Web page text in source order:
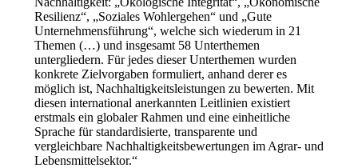
Resilienz“, „Soziales Wohlergehen“ und „Gute
Unternehmensführung“, welche sich wiederum in 21
Themen (…) und insgesamt 58 Unterthemen
untergliedern. Für jedes dieser Unterthemen wurden
konkrete Zielvorgaben formuliert, anhand derer es
möglich ist, Nachhaltigkeitsleistungen zu bewerten. Mit
diesen international anerkannten Leitlinien existiert
erstmals ein globaler Rahmen und eine einheitliche
Sprache für standardisierte, transparente und
vergleichbare Nachhaltigkeitsbewertungen im Agrar- und
Lebensmittelsektor.“